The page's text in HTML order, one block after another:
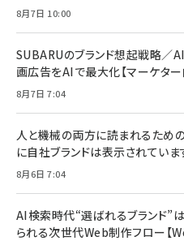
8月7日 10:00
SUBARUのブランド想起戦略／AI
画広告をAIで最大化【マーケター
8月7日 7:04
人と機械の両方に読まれるための
に自社ブランドは表示されていま
8月6日 7:04
AI検索時代“選ばれるブランド”
られる次世代Web制作フロー【